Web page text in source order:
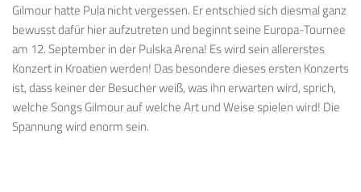
Gilmour hatte Pula nicht vergessen. Er entschied sich diesmal ganz
bewusst dafür hier aufzutreten und beginnt seine Europa-Tournee
am 12. September in der Pulska Arena! Es wird sein allererstes
Konzert in Kroatien werden! Das besondere dieses ersten Konzerts
ist, dass keiner der Besucher weiß, was ihn erwarten wird, sprich,
welche Songs Gilmour auf welche Art und Weise spielen wird! Die
Spannung wird enorm sein.